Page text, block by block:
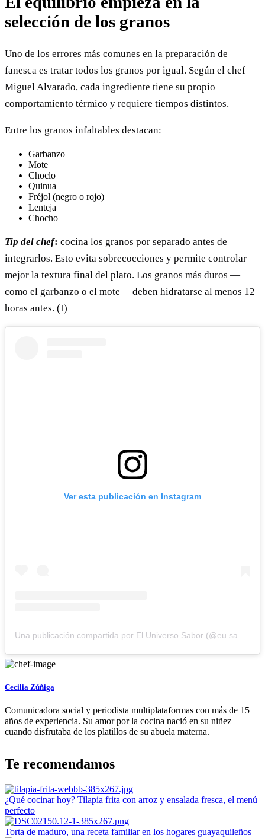
selección de los granos
Uno de los errores más comunes en la preparación de
fanesca es tratar todos los granos por igual. Según el chef
Miguel Alvarado, cada ingrediente tiene su propio
comportamiento térmico y requiere tiempos distintos.
Entre los granos infaltables destacan:
Garbanzo
Mote
Choclo
Quinua
Fréjol (negro o rojo)
Lenteja
Chocho
Tip del chef: cocina los granos por separado antes de
integrarlos. Esto evita sobrecocciones y permite controlar
mejor la textura final del plato. Los granos más duros —
como el garbanzo o el mote— deben hidratarse al menos 12
horas antes. (I)
Ver esta publicación en Instagram
Cecilia Zúñiga
Comunicadora social y periodista multiplataformas con más de 15
años de experiencia. Su amor por la cocina nació en su niñez
cuando disfrutaba de los platillos de su abuela materna.
Te recomendamos
¿Qué cocinar hoy? Tilapia frita con arroz y ensalada fresca, el menú
perfecto
Torta de maduro, una receta familiar en los hogares guayaquileños